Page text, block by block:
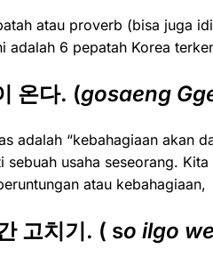
atau proverb (bisa juga
adalah 6 pepatah Korea
온다. (gosaeng
adalah “kebahagiaan akan
sebuah usaha seseorang.
atau kebahagiaan,
고치기. ( so ilgo